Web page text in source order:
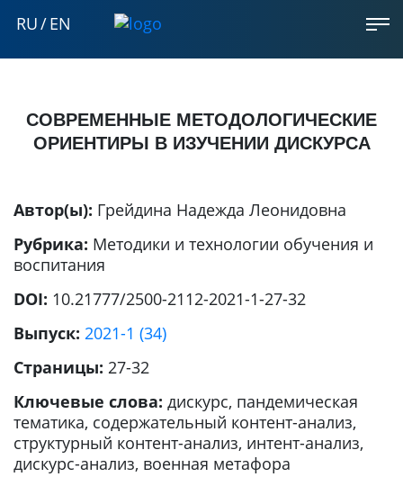
RU/EN
СОВРЕМЕННЫЕ МЕТОДОЛОГИЧЕСКИЕ
ОРИЕНТИРЫ В ИЗУЧЕНИИ ДИСКУРСА
Автор(ы): Грейдина Надежда Леонидовна
Рубрика: Методики и технологии обучения и
воспитания
DOI: 10.21777/2500-2112-2021-1-27-32
Выпуск: 2021-1 (34)
Страницы: 27-32
Ключевые слова: дискурс, пандемическая
тематика, содержательный контент-анализ,
структурный контент-анализ, интент-анализ,
дискурс-анализ, военная метафора